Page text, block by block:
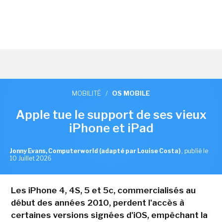
MOBILITÉ / OS MOBILE
Apple tue le support de ses vieux
iPhone et iPad
Jonny Evans, Computerworld (adapté par Louise Costa) , publié le
10 Juillet 2026
Les iPhone 4, 4S, 5 et 5c, commercialisés au
début des années 2010, perdent l'accès à
certaines versions signées d'iOS, empêchant la